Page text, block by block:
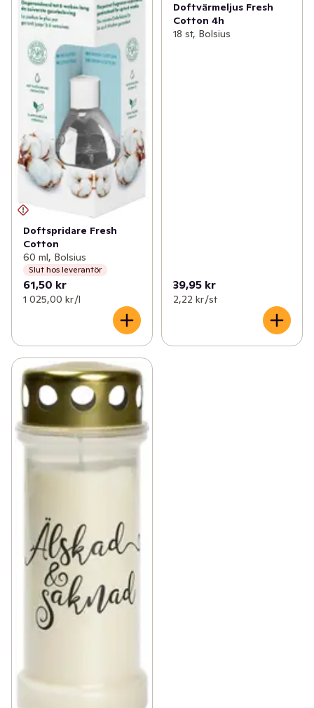
Doftspridare Fresh
Cotton
60 ml, Bolsius
Slut hos leverantör
61,50 kr
1 025,00 kr /l
Doftvärmeljus Fresh
Cotton 4h
18 st, Bolsius
39,95 kr
2,22 kr /st